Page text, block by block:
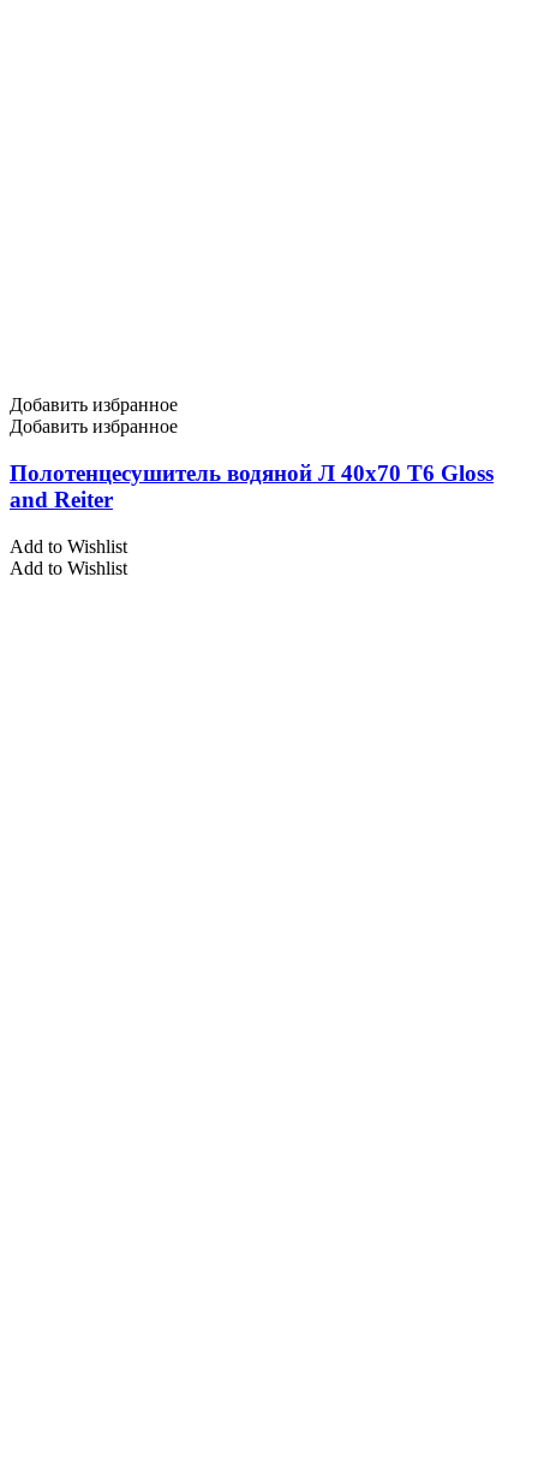
Добавить избранное
Добавить избранное
Полотенцесушитель водяной Л 40х70 Т6 Gloss
and Reiter
Add to Wishlist
Add to Wishlist